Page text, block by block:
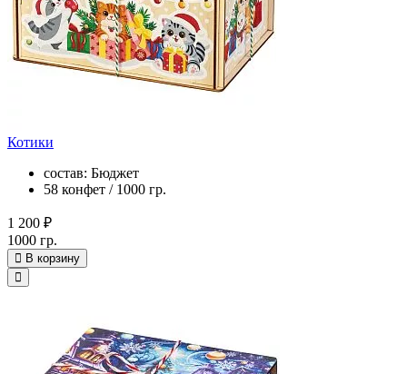
Котики
состав: Бюджет
58 конфет / 1000 гр.
1 200 ₽
1000 гр.
В корзину